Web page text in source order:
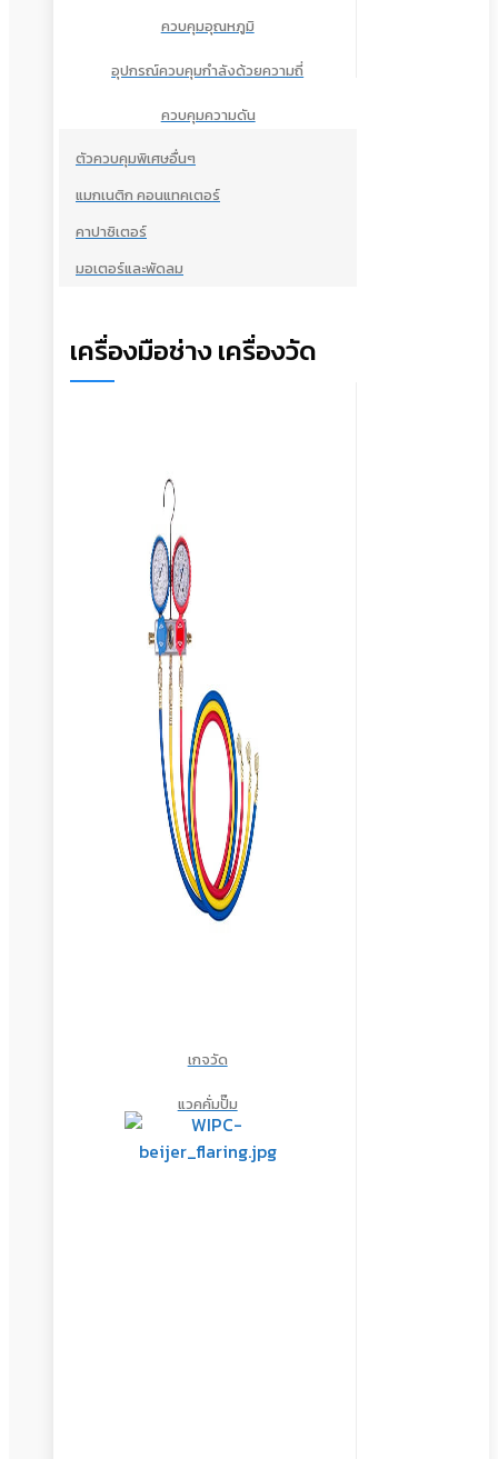
ควบคุมอุณหภูมิ
อุปกรณ์ควบคุมกำลังด้วยความถี่
ควบคุมความดัน
ตัวควบคุมพิเศษอื่นๆ
แมกเนติก คอนแทคเตอร์
คาปาซิเตอร์
มอเตอร์และพัดลม
เครื่องมือช่าง เครื่องวัด
เกจวัด
แวคคั่มปั๊ม